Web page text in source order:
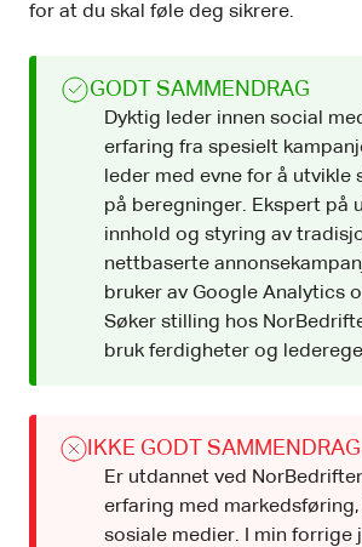
for at du skal føle deg sikrere.
GODT SAMMENDRAG
Dyktig leder innen social
erfaring fra spesielt
leder med evne for å
på beregninger. Ekspert på
innhold og styring av
nettbaserte
bruker av Google Analytics
Søker stilling hos
bruk ferdigheter og
IKKE GODT SAMMENDRAG
Er utdannet ved
erfaring med
sosiale medier. I min forrige